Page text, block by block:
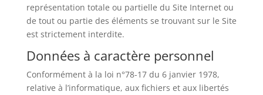
représentation totale ou partielle du Site Internet ou
de tout ou partie des éléments se trouvant sur le Site
est strictement interdite.
Données à caractère personnel
Conformément à la loi n°78-17 du 6 janvier 1978,
relative à l’informatique, aux fichiers et aux libertés